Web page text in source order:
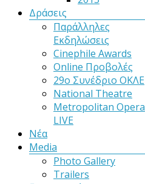
Δράσεις
Παράλληλες
Εκδηλώσεις
Cinephile Awards
Online Προβολές
29ο Συνέδριο ΟΚΛΕ
National Theatre
Metropolitan Opera
LIVE
Νέα
Media
Photo Gallery
Trailers